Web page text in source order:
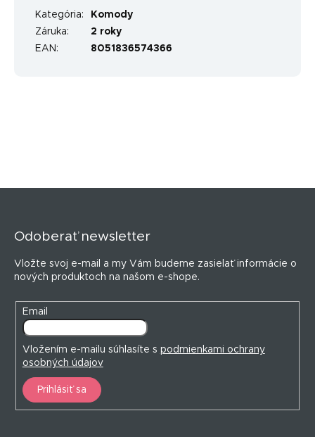
Kategória:
Komody
Záruka:
2 roky
EAN : 8051836574366
Odoberať newsletter
Vložte svoj e-mail a my Vám budeme zasielať informácie o
nových produktoch na našom e-shope.
Email
Vložením e-mailu súhlasíte s podmienkami ochrany
osobných údajov
Prihlásiť sa